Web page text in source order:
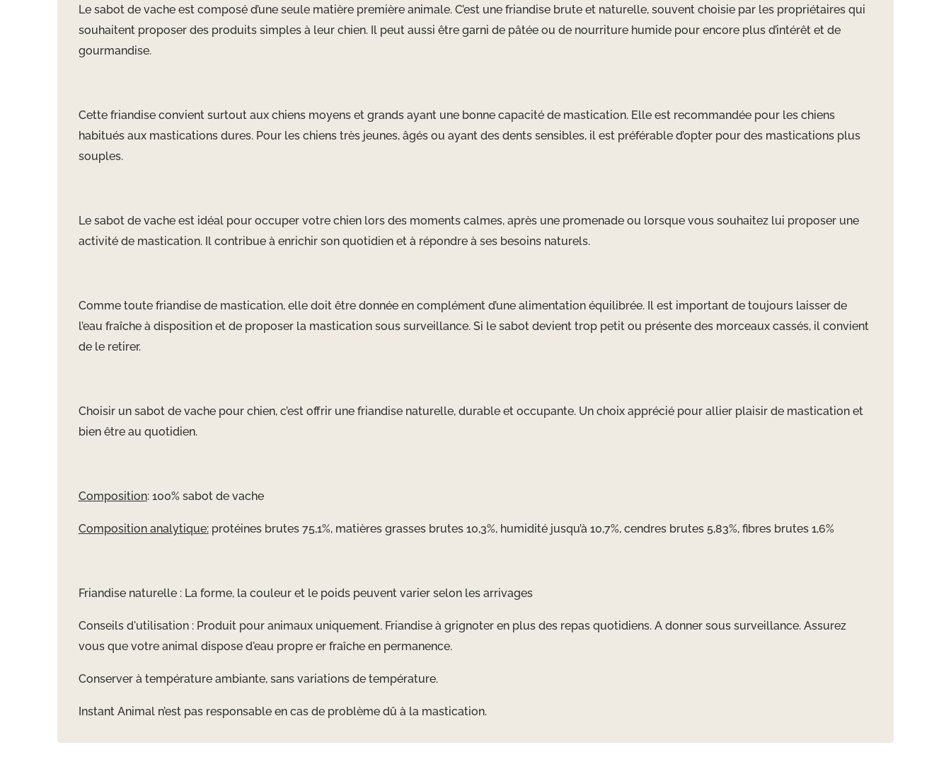
Le sabot de vache est composé d’une seule matière première animale. C’est une friandise brute et naturelle, souvent choisie par les propriétaires qui
souhaitent proposer des produits simples à leur chien. Il peut aussi être garni de pâtée ou de nourriture humide pour encore plus d’intérêt et de
gourmandise.
Cette friandise convient surtout aux chiens moyens et grands ayant une bonne capacité de mastication. Elle est recommandée pour les chiens
habitués aux mastications dures. Pour les chiens très jeunes, âgés ou ayant des dents sensibles, il est préférable d’opter pour des mastications plus
souples.
Le sabot de vache est idéal pour occuper votre chien lors des moments calmes, après une promenade ou lorsque vous souhaitez lui proposer une
activité de mastication. Il contribue à enrichir son quotidien et à répondre à ses besoins naturels.
Comme toute friandise de mastication, elle doit être donnée en complément d’une alimentation équilibrée. Il est important de toujours laisser de
l’eau fraîche à disposition et de proposer la mastication sous surveillance. Si le sabot devient trop petit ou présente des morceaux cassés, il convient
de le retirer.
Choisir un sabot de vache pour chien, c’est offrir une friandise naturelle, durable et occupante. Un choix apprécié pour allier plaisir de mastication et
bien être au quotidien.
Composition: 100% sabot de vache
Composition analytique:protéines brutes 75,1%, matières grasses brutes 10,3%, humidité jusqu’à 10,7%, cendres brutes 5,83%, fibres brutes 1,6%
Friandise naturelle : La forme, la couleur et le poids peuvent varier selon les arrivages
Conseils d'utilisation : Produit pour animaux uniquement. Friandise à grignoter en plus des repas quotidiens. A donner sous surveillance. Assurez
vous que votre animal dispose d'eau propre er fraîche en permanence.
Conserver à température ambiante, sans variations de température.
Instant Animal n’est pas responsable en cas de problème dû à la mastication.